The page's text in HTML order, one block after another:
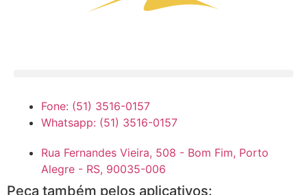
Fone: (51) 3516-0157
Whatsapp: (51) 3516-0157
Rua Fernandes Vieira, 508 - Bom Fim, Porto
Alegre - RS, 90035-006
Peça também pelos aplicativos: